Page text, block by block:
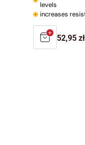
levels
increases
Regular
52,95 zł